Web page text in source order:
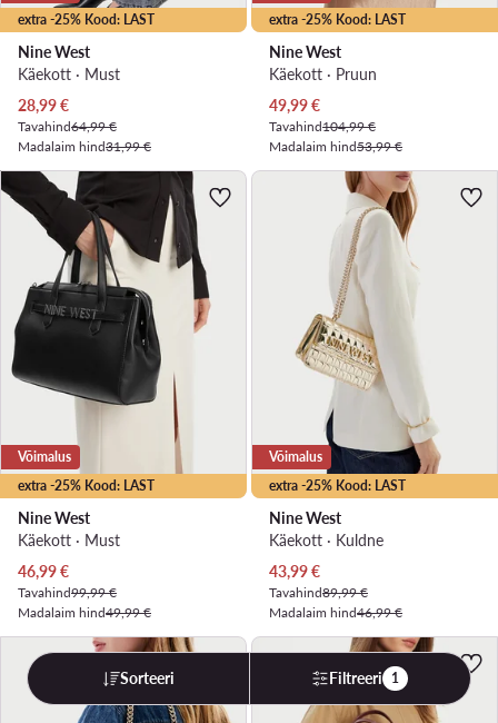
extra -25% Kood: LAST
Nine West
Käekott · Must
Praegune hind
28,99€
Tavahind64,99 €
Madalaim hind31,99 €
extra -25% Kood: LAST
Nine West
Käekott · Pruun
Praegune hind
49,99€
Tavahind104,99 €
Madalaim hind53,99 €
extra -25% Kood: LAST
Võimalus
Nine West
Käekott · Must
Praegune hind
46,99€
Tavahind99,99 €
Madalaim hind49,99 €
extra -25% Kood: LAST
Võimalus
Nine West
Käekott · Kuldne
Praegune hind
43,99€
Tavahind89,99 €
Madalaim hind46,99 €
Sorteeri Filtreeri 1